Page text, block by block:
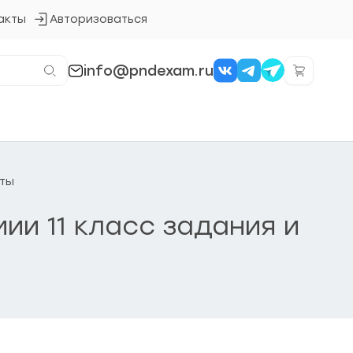
Авторизоваться
Кнопка
info@pndexam.ru
11 класс задания и